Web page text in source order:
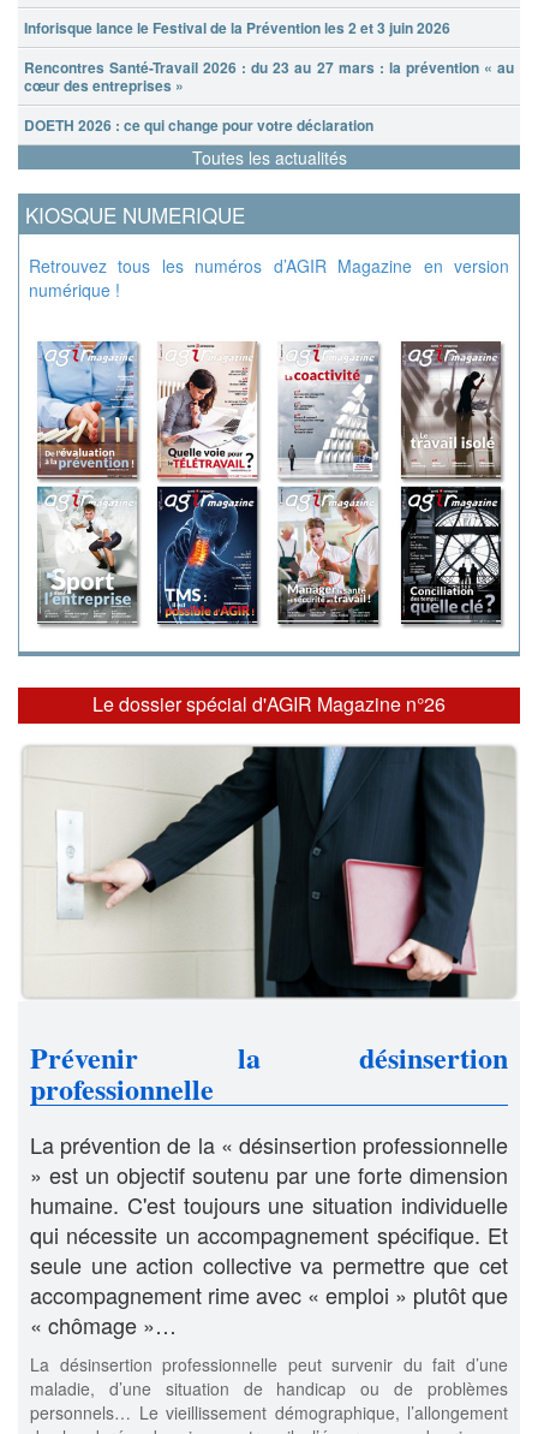
Inforisque lance le Festival de la Prévention les 2 et 3 juin 2026
Rencontres Santé-Travail 2026 : du 23 au 27 mars : la prévention « au
cœur des entreprises »
DOETH 2026 : ce qui change pour votre déclaration
Toutes les actualités
KIOSQUE NUMERIQUE
Retrouvez tous les numéros d’AGIR Magazine en version
numérique !
Le dossier spécial d'AGIR Magazine n°26
Prévenir la désinsertion
professionnelle
La prévention de la « désinsertion professionnelle
» est un objectif soutenu par une forte dimension
humaine. C'est toujours une situation individuelle
qui nécessite un accompagnement spécifique. Et
seule une action collective va permettre que cet
accompagnement rime avec « emploi » plutôt que
« chômage »…
La désinsertion professionnelle peut survenir du fait d’une
maladie, d’une situation de handicap ou de problèmes
personnels… Le vieillissement démographique, l’allongement